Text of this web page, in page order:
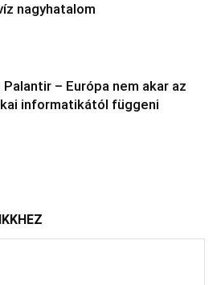
nagyhatalom
Palantir – Európa nem akar az
informatikától függeni